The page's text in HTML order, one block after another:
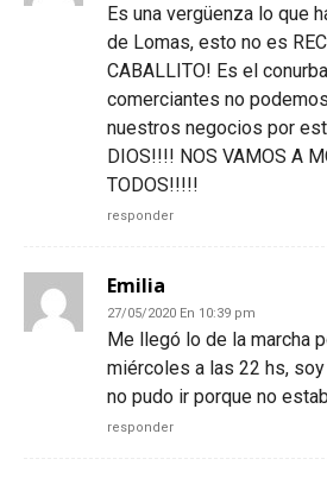
Es una vergüenza lo que
de Lomas, esto no es
CABALLITO! Es el
comerciantes no
nuestros negocios por
DIOS!!!! NOS VAMOS A
TODOS!!!!!
responder
Emilia
27/05/2020 En 10:39 pm
Me llegó lo de la marcha
miércoles a las 22 hs,
no pudo ir porque no
responder